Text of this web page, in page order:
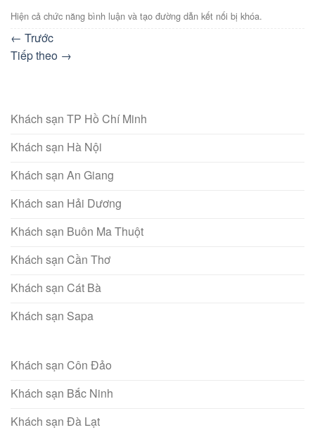
Hiện cả chức năng bình luận và tạo đường dẫn kết nối bị khóa.
← Trước
Tiếp theo →
Khách sạn TP Hồ Chí Minh
Khách sạn Hà Nội
Khách sạn An Giang
Khách san Hải Dương
Khách sạn Buôn Ma Thuột
Khách sạn Cần Thơ
Khách sạn Cát Bà
Khách sạn Sapa
Khách sạn Côn Đảo
Khách sạn Bắc Ninh
Khách sạn Đà Lạt